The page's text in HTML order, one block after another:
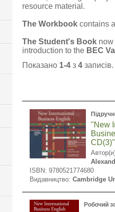
resource material.
The Workbook contains
The Student's Book
introduction to the BEC
Показано 1-4 з 4 записів.
"New
CD(3)"
ISBN: 9780521774680
Видавництво: Cambridge
Робочий